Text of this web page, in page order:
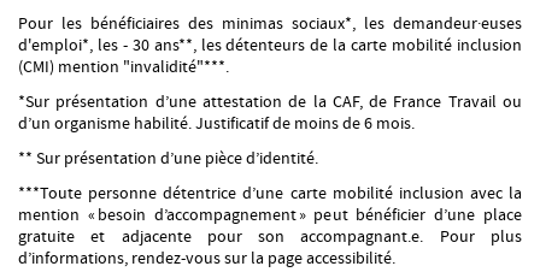
Pour les bénéficiaires des minimas sociaux*, les demandeur·euses
d'emploi*, les - 30 ans**, les détenteurs de la carte mobilité inclusion
(CMI) mention "invalidité"***.
*Sur présentation d’une attestation de la CAF, de France Travail ou
d’un organisme habilité. Justificatif de moins de 6 mois.
** Sur présentation d’une pièce d’identité.
***Toute personne détentrice d’une carte mobilité inclusion avec la
mention « besoin d’accompagnement » peut bénéficier d’une place
gratuite et adjacente pour son accompagnant.e. Pour plus
d’informations, rendez-vous sur la page accessibilité.